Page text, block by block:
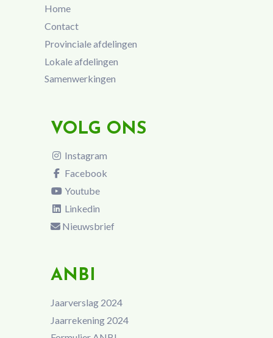
Home
Contact
Provinciale afdelingen
Lokale afdelingen
Samenwerkingen
VOLG ONS
Instagram
Facebook
Youtube
Linkedin
Nieuwsbrief
ANBI
Jaarverslag 2024
Jaarrekening 2024